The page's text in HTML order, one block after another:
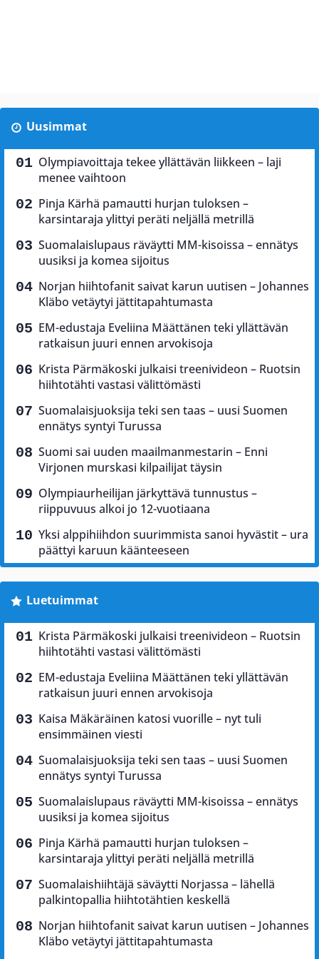
Uusimmat
Olympiavoittaja tekee yllättävän liikkeen – laji
menee vaihtoon
Pinja Kärhä pamautti hurjan tuloksen –
karsintaraja ylittyi peräti neljällä metrillä
Suomalaislupaus räväytti MM-kisoissa – ennätys
uusiksi ja komea sijoitus
Norjan hiihtofanit saivat karun uutisen – Johannes
Kläbo vetäytyi jättitapahtumasta
EM-edustaja Eveliina Määttänen teki yllättävän
ratkaisun juuri ennen arvokisoja
Krista Pärmäkoski julkaisi treenivideon – Ruotsin
hiihtotähti vastasi välittömästi
Suomalaisjuoksija teki sen taas – uusi Suomen
ennätys syntyi Turussa
Suomi sai uuden maailmanmestarin – Enni
Virjonen murskasi kilpailijat täysin
Olympiaurheilijan järkyttävä tunnustus –
riippuvuus alkoi jo 12-vuotiaana
Yksi alppihiihdon suurimmista sanoi hyvästit – ura
päättyi karuun käänteeseen
Luetuimmat
Krista Pärmäkoski julkaisi treenivideon – Ruotsin
hiihtotähti vastasi välittömästi
EM-edustaja Eveliina Määttänen teki yllättävän
ratkaisun juuri ennen arvokisoja
Kaisa Mäkäräinen katosi vuorille – nyt tuli
ensimmäinen viesti
Suomalaisjuoksija teki sen taas – uusi Suomen
ennätys syntyi Turussa
Suomalaislupaus räväytti MM-kisoissa – ennätys
uusiksi ja komea sijoitus
Pinja Kärhä pamautti hurjan tuloksen –
karsintaraja ylittyi peräti neljällä metrillä
Suomalaishiihtäjä säväytti Norjassa – lähellä
palkintopallia hiihtotähtien keskellä
Norjan hiihtofanit saivat karun uutisen – Johannes
Kläbo vetäytyi jättitapahtumasta